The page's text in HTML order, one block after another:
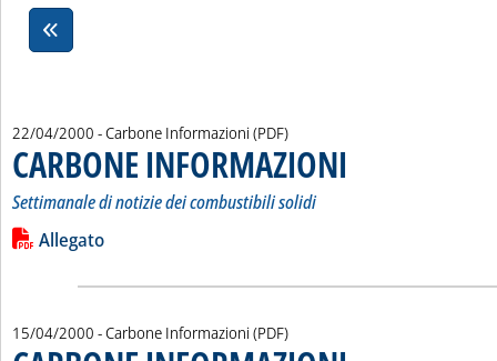
22/04/2000 - Carbone Informazioni (PDF)
CARBONE INFORMAZIONI
Settimanale di notizie dei combustibili solidi
Leggi tutta la notizia: 'CARBONE INFORMAZIONI'
Lista allegati PDF alla notizia
Allegato
15/04/2000 - Carbone Informazioni (PDF)